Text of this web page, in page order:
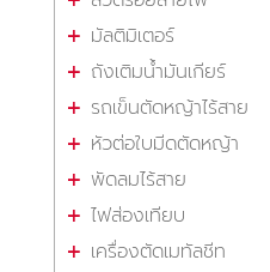
มัลติมิเตอร์
ถังเติมน้ำมันเกียร์
รถเข็นตัดหญ้าไร้สาย
หัวต่อใบมีดตัดหญ้า
พัดลมไร้สาย
ไฟส่องเทียบ
เครื่องตัดเมทัลชีท